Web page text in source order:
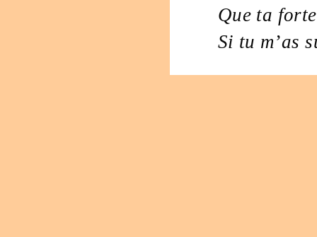
Que ta forte
Si tu m’as